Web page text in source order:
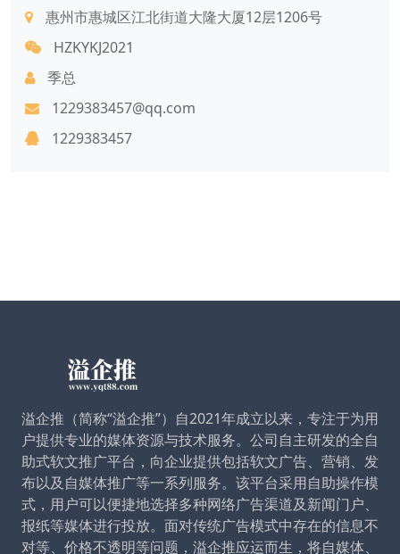
惠州市惠城区江北街道大隆大厦12层1206号
HZKYKJ2021
季总
1229383457@qq.com
1229383457
溢企推（简称“溢企推”）自2021年成立以来，专注于为用
户提供专业的媒体资源与技术服务。公司自主研发的全自
助式软文推广平台，向企业提供包括软文广告、营销、发
布以及自媒体推广等一系列服务。该平台采用自助操作模
式，用户可以便捷地选择多种网络广告渠道及新闻门户、
报纸等媒体进行投放。面对传统广告模式中存在的信息不
对等、价格不透明等问题，溢企推应运而生，将自媒体、